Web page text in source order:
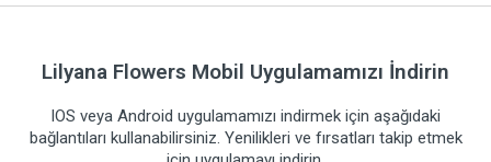
Lilyana Flowers Mobil Uygulamamızı İndirin
IOS veya Android uygulamamızı indirmek için aşağıdaki
bağlantıları kullanabilirsiniz. Yenilikleri ve fırsatları takip etmek